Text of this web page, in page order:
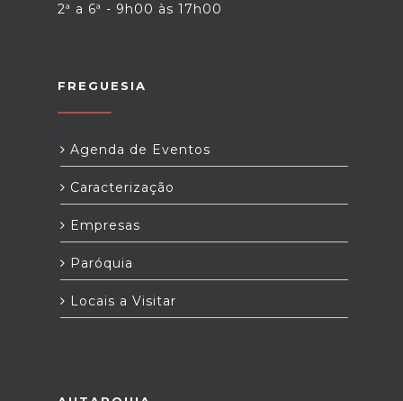
2ª a 6ª - 9h00 às 17h00
FREGUESIA
Agenda de Eventos
Caracterização
Empresas
Paróquia
Locais a Visitar